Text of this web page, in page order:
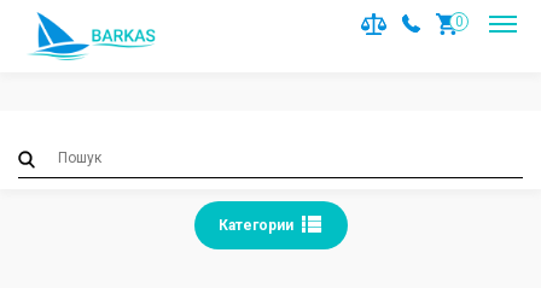
Notice
: Trying to access array offset on value of type null in
/var/www/barkas/data/www/barkas.com.ua/catalog/
on line36
0
Категории